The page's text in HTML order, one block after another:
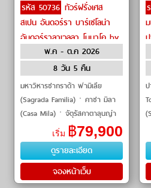
รหัส 50736 ทัวร์ฝรั่งเศส
สเปน อันดอร์รา บาร์เซโลน่า
อันดอร์ราลาเวลลา โมนาโค by
Qatar Airways
พ.ค - ต.ค 2026
8 วัน 5 คืน
มหาวิหารซากราด้า ฟามิเลีย
(Sagrada Familia)ㆍคาซา มิลา
(Casa Mila)ㆍจัตุรัสคาตาลุนญ่า
(Plaça de Catalunya)ㆍมอนต์
เซอร์รัต (Montserrat)ㆍมหาวิหาร
ซาน�
เริ่ม ฿79,900
ดูรายละเอียด
จองหน้าเว็บ